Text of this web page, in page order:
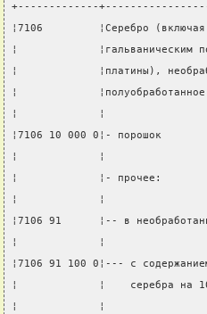
+-------------
¦7106         ¦Серебро
¦             ¦гальваническим
¦             ¦платины),
¦
¦             ¦
¦7106 10 000 0¦-
¦             ¦
¦             ¦- прочее:
¦             ¦
¦7106 91      ¦-- в
¦             ¦
¦7106 91 100 0¦--- с
¦             ¦    серебра на
¦             ¦